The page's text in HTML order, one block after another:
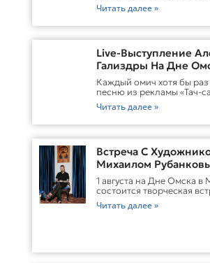
Читать далее »
Live-Выступление
Гализдры На Дне
Москве
Каждый омич хотя бы раз
песню из рекламы «Тач-
Читать далее »
Встреча С
Михаилом
Омска В Москве
1 августа на Дне Омска в
состоится творческая
Читать далее »